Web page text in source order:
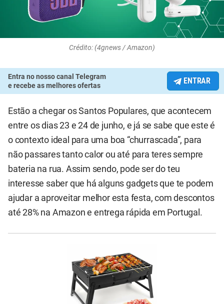
Crédito: (4gnews / Amazon)
Entra no nosso canal Telegram
e recebe as melhores ofertas
ENTRAR
Estão a chegar os Santos Populares, que acontecem
entre os dias 23 e 24 de junho, e já se sabe que este é
o contexto ideal para uma boa “churrascada”, para
não passares tanto calor ou até para teres sempre
bateria na rua. Assim sendo, pode ser do teu
interesse saber que há alguns gadgets que te podem
ajudar a aproveitar melhor esta festa, com descontos
até 28% na Amazon e entrega rápida em Portugal.